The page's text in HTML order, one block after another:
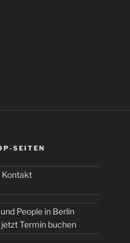
SEITEN
Kontakt
People in Berlin
Termin buchen